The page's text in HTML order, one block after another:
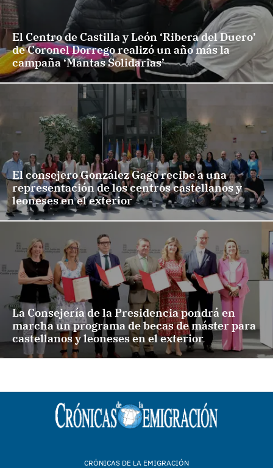
El Centro de Castilla y León ‘Ribera del Duero’
de Coronel Dorrego realizó un año más la
campaña ‘Mantas Solidarias’
El consejero González Gago recibe a una
representación de los centros castellanos y
leoneses en el exterior
La Consejería de la Presidencia pondrá en
marcha un programa de becas de máster para
castellanos y leoneses en el exterior
CRÓNICAS DE LA EMIGRACIÓN